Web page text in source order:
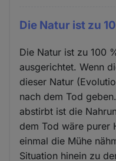
Die Natur ist zu
Die Natur ist zu 100
ausgerichtet. Wenn
dieser Natur
nach dem Tod
abstirbt ist die
dem Tod wäre purer
einmal die Mühe
Situation hinein zu